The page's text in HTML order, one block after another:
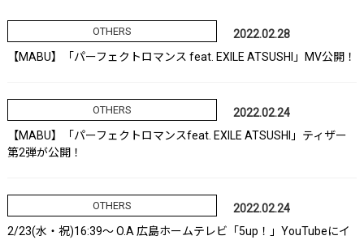
OTHERS
2022.02.28
【MABU】「パーフェクトロマンス feat. EXILE ATSUSHI」MV公開！
OTHERS
2022.02.24
【MABU】「パーフェクトロマンスfeat. EXILE ATSUSHI」ティザー
第2弾が公開！
OTHERS
2022.02.24
2/23(水・祝)16:39～ O.A 広島ホームテレビ「5up！」YouTubeにイ